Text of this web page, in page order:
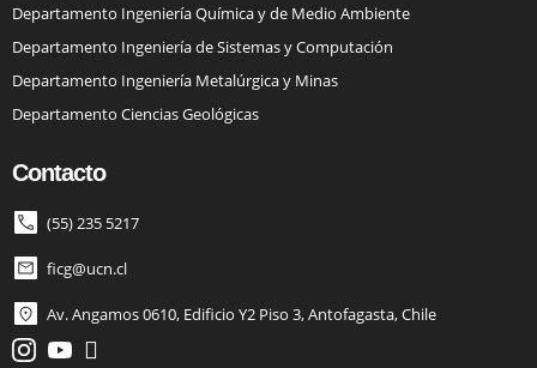
Departamento Ingeniería Química y de Medio Ambiente
Departamento Ingeniería de Sistemas y Computación
Departamento Ingeniería Metalúrgica y Minas
Departamento Ciencias Geológicas
Contacto
(55) 235 5217
ficg@ucn.cl
Av. Angamos 0610, Edificio Y2 Piso 3, Antofagasta, Chile